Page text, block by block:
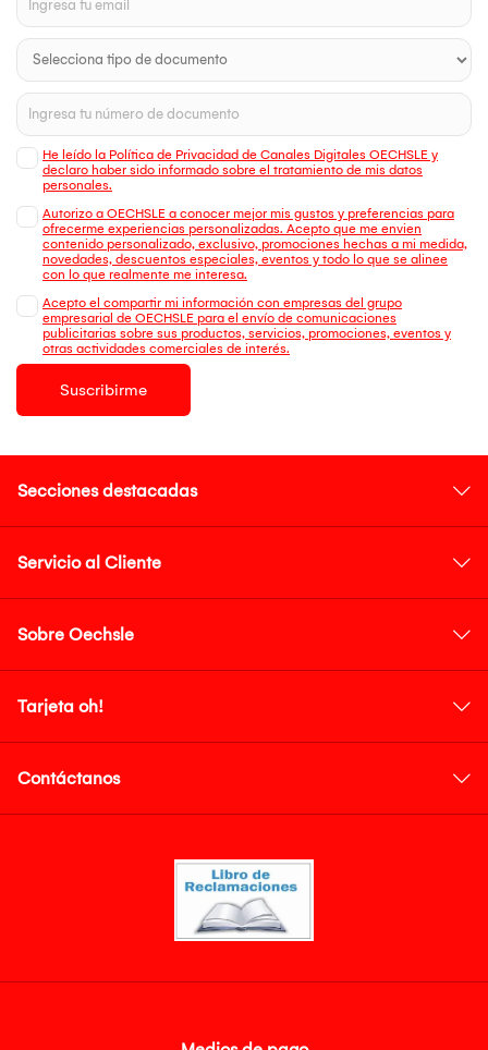
He leído la Política de Privacidad de Canales Digitales OECHSLE y
declaro haber sido informado sobre el tratamiento de mis datos
personales.
Autorizo a OECHSLE a conocer mejor mis gustos y preferencias para
ofrecerme experiencias personalizadas. Acepto que me envien
contenido personalizado, exclusivo, promociones hechas a mi medida,
novedades, descuentos especiales, eventos y todo lo que se alinee
con lo que realmente me interesa.
Acepto el compartir mi información con empresas del grupo
empresarial de OECHSLE para el envío de comunicaciones
publicitarias sobre sus productos, servicios, promociones, eventos y
otras actividades comerciales de interés.
Suscribirme
Secciones destacadas
Servicio al Cliente
Sobre Oechsle
Tarjeta oh!
Contáctanos